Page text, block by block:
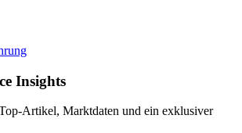
Insights
Artikel, Marktdaten und ein exklusiver